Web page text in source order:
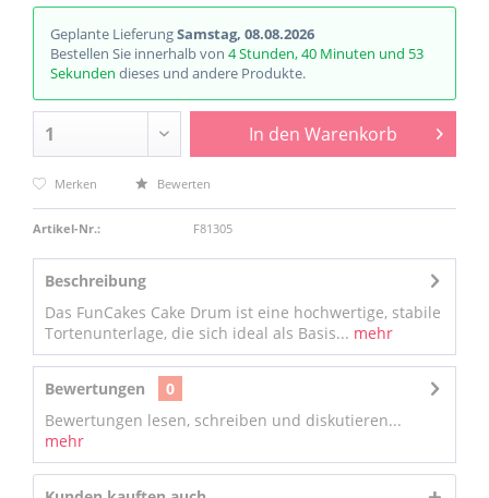
Geplante LieferungSamstag, 08.08.2026
Bestellen Sie innerhalb von 4 Stunden, 40 Minuten und 53
Sekunden dieses und andere Produkte.
In den Warenkorb
Merken Bewerten
Artikel-Nr.: F81305
Beschreibung
Das FunCakes Cake Drum ist eine hochwertige, stabile
Tortenunterlage, die sich ideal als Basis... mehr
Bewertungen
0
Bewertungen lesen, schreiben und diskutieren...
mehr